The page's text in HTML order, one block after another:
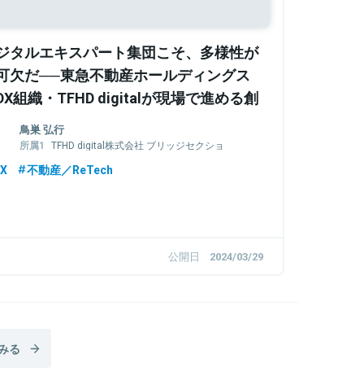
タルエキスパート集団こそ、多様性が
欠だ──東急不動産ホールディングス
組織・TFHD digitalが現場で進める創
夫のダイナミックさを探る
鳥巣 弘行
TFHD digital株式会社 ブリッジセクショ
東急不動産ホールディングス株式会社 グ
不動産／ReTech
公開日 2024/03/29
る